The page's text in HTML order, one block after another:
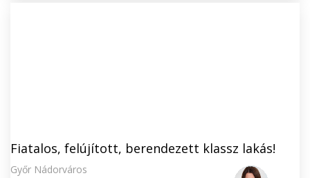
Fiatalos, felújított, berendezett klassz lakás!
Győr Nádorváros